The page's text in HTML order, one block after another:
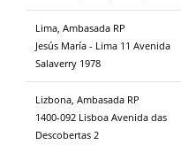
Lima, Ambasada RP
Jesús María - Lima 11 Avenida
Salaverry 1978
Lizbona, Ambasada RP
1400-092 Lisboa Avenida das
Descobertas 2